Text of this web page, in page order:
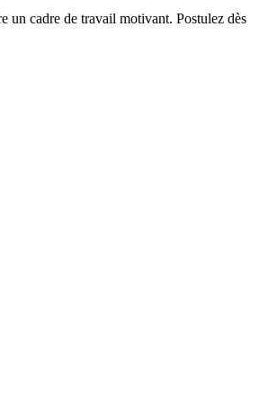
un cadre de travail motivant. Postulez dès